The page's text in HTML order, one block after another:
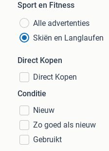
Sport en Fitness
Alle advertenties
Skiën en Langlaufen
Direct Kopen
Direct Kopen
Conditie
Nieuw
Zo goed als nieuw
Gebruikt